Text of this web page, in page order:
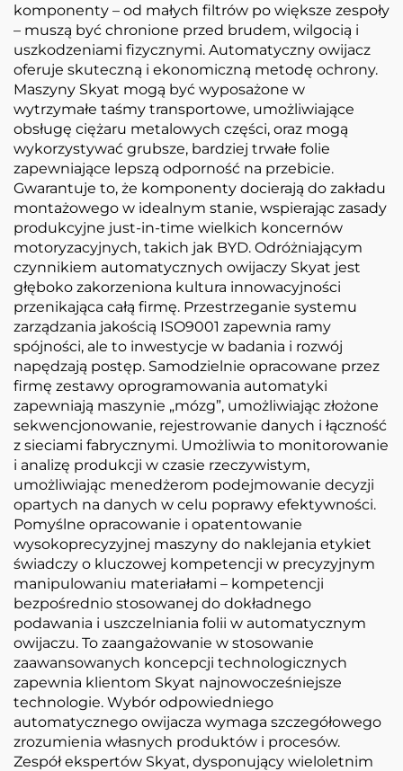
komponenty – od małych filtrów po większe zespoły
– muszą być chronione przed brudem, wilgocią i
uszkodzeniami fizycznymi. Automatyczny owijacz
oferuje skuteczną i ekonomiczną metodę ochrony.
Maszyny Skyat mogą być wyposażone w
wytrzymałe taśmy transportowe, umożliwiające
obsługę ciężaru metalowych części, oraz mogą
wykorzystywać grubsze, bardziej trwałe folie
zapewniające lepszą odporność na przebicie.
Gwarantuje to, że komponenty docierają do zakładu
montażowego w idealnym stanie, wspierając zasady
produkcyjne just-in-time wielkich koncernów
motoryzacyjnych, takich jak BYD. Odróżniającym
czynnikiem automatycznych owijaczy Skyat jest
głęboko zakorzeniona kultura innowacyjności
przenikająca całą firmę. Przestrzeganie systemu
zarządzania jakością ISO9001 zapewnia ramy
spójności, ale to inwestycje w badania i rozwój
napędzają postęp. Samodzielnie opracowane przez
firmę zestawy oprogramowania automatyki
zapewniają maszynie „mózg”, umożliwiając złożone
sekwencjonowanie, rejestrowanie danych i łączność
z sieciami fabrycznymi. Umożliwia to monitorowanie
i analizę produkcji w czasie rzeczywistym,
umożliwiając menedżerom podejmowanie decyzji
opartych na danych w celu poprawy efektywności.
Pomyślne opracowanie i opatentowanie
wysokoprecyzyjnej maszyny do naklejania etykiet
świadczy o kluczowej kompetencji w precyzyjnym
manipulowaniu materiałami – kompetencji
bezpośrednio stosowanej do dokładnego
podawania i uszczelniania folii w automatycznym
owijaczu. To zaangażowanie w stosowanie
zaawansowanych koncepcji technologicznych
zapewnia klientom Skyat najnowocześniejsze
technologie. Wybór odpowiedniego
automatycznego owijacza wymaga szczegółowego
zrozumienia własnych produktów i procesów.
Zespół ekspertów Skyat, dysponujący wieloletnim